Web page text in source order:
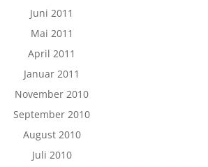
Juni 2011
Mai 2011
April 2011
Januar 2011
November 2010
September 2010
August 2010
Juli 2010